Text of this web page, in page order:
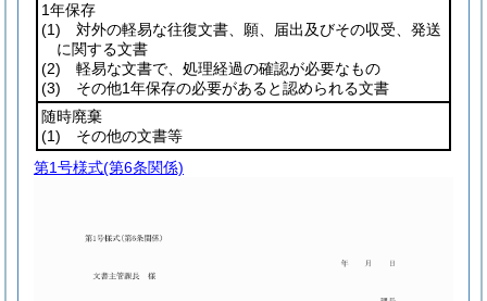
1年保存
(1) 対外の軽易な往復文書、願、届出及びその収受、発送
に関する文書
(2) 軽易な文書で、処理経過の確認が必要なもの
(3) その他1年保存の必要があると認められる文書
随時廃棄
(1) その他の文書等
第1号様式(第6条関係)